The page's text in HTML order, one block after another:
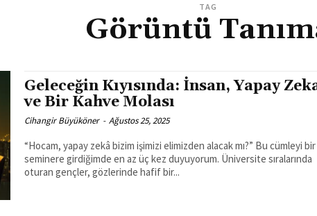
TAG
Görüntü
Geleceğin Kıyısında: İnsan, Yapay
ve Bir Kahve Molası
Cihangir Büyüköner - Ağustos 25, 2025
“Hocam, yapay zekâ bizim işimizi elimizden alacak mı?” Bu cümleyi bir
seminere girdiğimde en az üç kez duyuyorum. Üniversite sıralarında
oturan gençler, gözlerinde hafif bir...